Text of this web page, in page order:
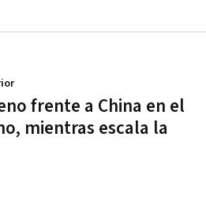
frente a China en el
mientras escala la